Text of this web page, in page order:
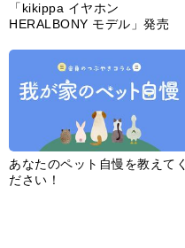
「kikippa イヤホン
HERALBONY モデル」発売
あなたのペット自慢を教えてく
ださい！